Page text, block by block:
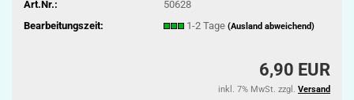
Art.Nr.:
50628
Bearbeitungszeit:
1-2 Tage (Ausland abweichend)
6,90 EUR
inkl. 7% MwSt. zzgl. Versand